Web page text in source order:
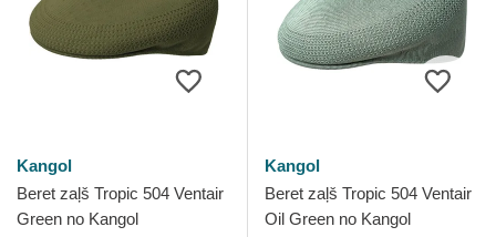
Kangol
Beret zaļš Tropic 504 Ventair
Green no Kangol
Kangol
Beret zaļš Tropic 504 Ventair
Oil Green no Kangol